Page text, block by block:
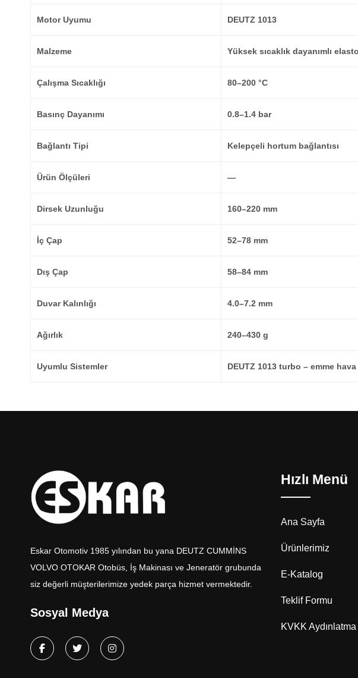
Motor Uyumu DEUTZ 1013
Malzeme Yüksek sıcaklık dayanımlı
Çalışma Sıcaklığı 80–200 °C
Basınç Dayanımı 0.8–1.4 bar
Bağlantı Tipi Kelepçeli hortum bağlantısı
Ürün Ölçüleri —
Dirsek Uzunluğu 160–220 mm
İç Çap 52–78 mm
Dış Çap 58–84 mm
Duvar Kalınlığı 4.0–7.2 mm
Ağırlık 240–430 g
Uyumlu Sistemler DEUTZ 1013 turbo – emme
Eskar Otomotiv 1985 yılından bu yana DEUTZ CUMMİNS
VOLVO OTOKAR Otobüs, İş Makinası ve Jeneratör grubunda
siz değerli müşterilerimize yedek parça hizmet vermektedir.
Sosyal Medya
Hızlı Menü
Ana Sayfa
Ürünlerimiz
E-Katalog
Teklif Formu
KVKK